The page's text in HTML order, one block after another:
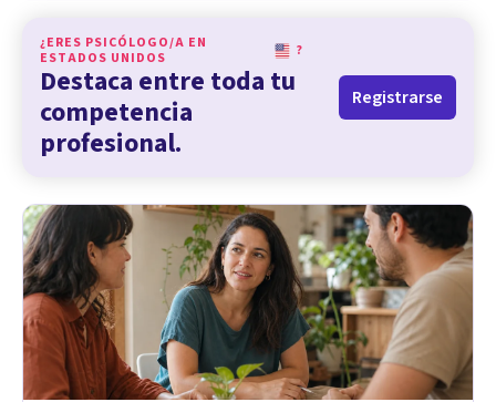
¿ERES PSICÓLOGO/A EN
ESTADOS UNIDOS
?
Destaca entre toda tu
competencia
profesional.
Registrarse